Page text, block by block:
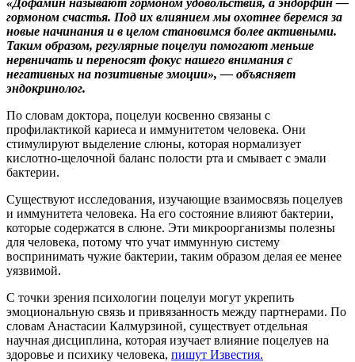
гормоном счастья. Под их влиянием мы охотнее беремся за
новые начинания и в целом становимся более активными.
Таким образом, регулярные поцелуи помогают меньше
нервничать и переносят фокус нашего внимания с
негативных на позитивные эмоции», — объясняет
эндокринолог.
По словам доктора, поцелуи косвенно связаны с
профилактикой кариеса и иммунитетом человека. Они
стимулируют выделение слюны, которая нормализует
кислотно-щелочной баланс полости рта и смывает с эмали
бактерии.
Существуют исследования, изучающие взаимосвязь поцелуев
и иммунитета человека. На его состояние влияют бактерии,
которые содержатся в слюне. Эти микроорганизмы полезны
для человека, потому что учат иммунную систему
воспринимать чужие бактерии, таким образом делая ее менее
уязвимой.
С точки зрения психологии поцелуи могут укрепить
эмоциональную связь и привязанность между партнерами. По
словам Анастасии Калмурзиной, существует отдельная
научная дисциплина, которая изучает влияние поцелуев на
здоровье и психику человека, пишут Известия.